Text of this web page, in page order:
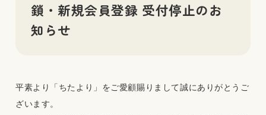
鎖・新規会員登録 受付停止のお
知らせ
平素より「ちたより」をご愛顧賜りまして誠にありがとうご
ざいます。